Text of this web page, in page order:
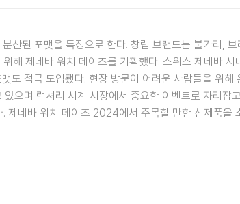
산된 포맷을 특징으로 한다. 창립 브랜드는 불가리, 브
해 제네바 워치 데이즈를 기획했다. 스위스 제네바 시
도 적극 도입됐다. 현장 방문이 어려운 사람들을 위해
으며 럭셔리 시계 시장에서 중요한 이벤트로 자리잡
제네바 워치 데이즈 2024에서 주목할 만한 신제품을